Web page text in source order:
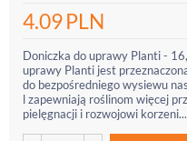
4.09PLN
Doniczka do uprawy Planti -
uprawy Planti jest
do bezpośredniego wysiewu
l zapewniają roślinom więcej
pielęgnacji i rozwojowi